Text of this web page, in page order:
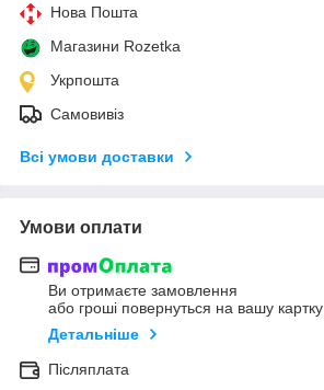
Нова Пошта
Магазини Rozetka
Укрпошта
Самовивіз
Всі умови доставки
Умови оплати
Ви отримаєте замовлення
або гроші повернуться на вашу картку
Детальніше
Післяплата